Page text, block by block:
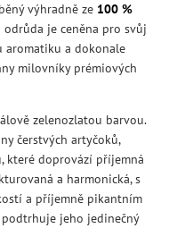
výhradně ze 100 %
odrůda je ceněna pro svůj
aromatiku a dokonale
milovníky prémiových
zelenozlatou barvou.
čerstvých artyčoků,
které doprovází příjemná
a harmonická, s
a příjemně pikantním
jeho jedinečný